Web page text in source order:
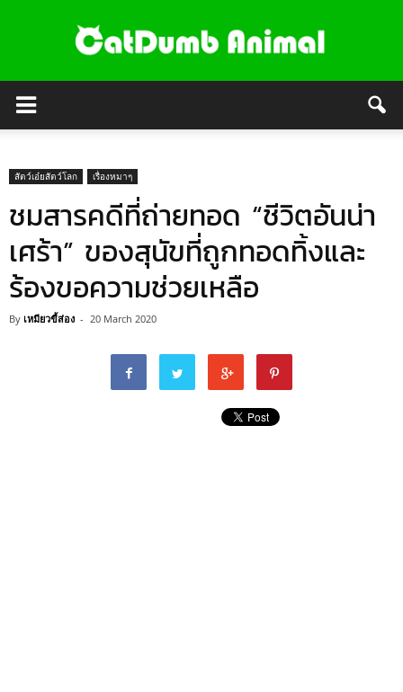
สัตว์เอ๋ยสัตว์โลก เรื่องหมาๆ
ชมสารคดีที่ถ่ายทอด “ชีวิตอันน่า
เศร้า” ของสุนัขที่ถูกทอดทิ้งและ
ร้องขอความช่วยเหลือ
By เหมียวขี้ส่อง - 20 March 2020